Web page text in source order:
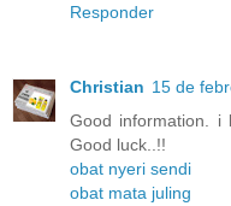
Responder
Christian 15 de
Good information. i
Good luck..!!
obat nyeri sendi
obat mata juling